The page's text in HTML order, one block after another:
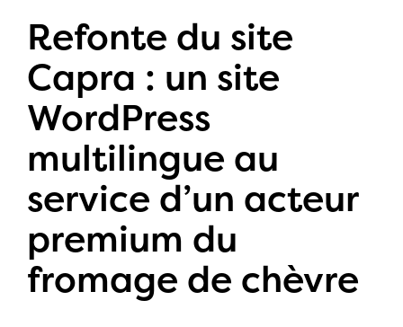
Refonte du site
Capra : un site
WordPress
multilingue au
service d’un acteur
premium du
fromage de chèvre